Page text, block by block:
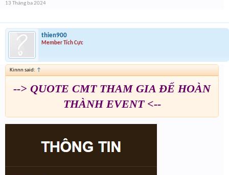
13 Tháng ba 2024
thien900
Member Tích Cực
Kinnn said: ↑
--> QUOTE CMT THAM GIA ĐỂ HOÀN
THÀNH EVENT <--